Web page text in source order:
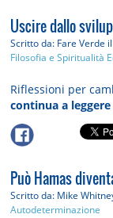
Uscire dallo
Scritto da: Fare Verde
Filosofia e Spiritualità
Riflessioni per
continua a leggere
Può Hamas
Scritto da: Mike
Autodeterminazione